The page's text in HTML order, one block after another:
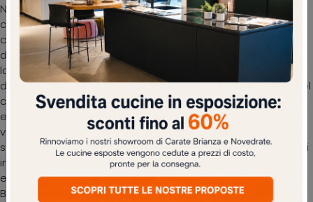
Nel nostro showroom scoprirai diverse soluzioni di
composizioni a firma Compab per arredare l'ambiente di
casa dedicato alla cura della propria persona. Il modello
di Mobile da Bagno sospeso B201 BD025 di Compab in
laccato opaco ultima il locale unendo ottimamente doti
di raffinatezza con ergonomia e sicurezza. Le proposte del
conosciuto marchio sono sempre costruite in finiture
eccellenti, capaci di resistere nel tempo all'azione di
vapore acqueo e agenti chimici. In negozio troverai non
solo wc e bidet, ma anche tutti gli altri elementi accessori
integrati nel progetto per la sala da bagno: scopri le più
esclusive proposte di mobili bagno sospesi. L’Arredo
Bagno moderno dei migliori brand garantisce al giorno